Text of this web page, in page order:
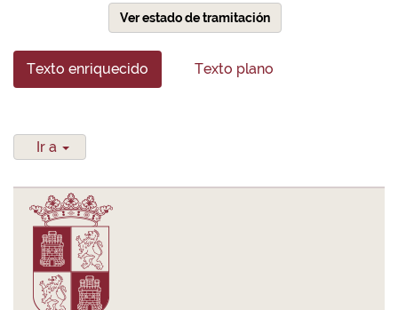
Ver estado de tramitación
Texto enriquecido Texto plano
Ir a